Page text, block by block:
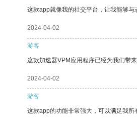
这款app就像我的社交平台，让我能够与
2024-04-02
游客
这款加速器VPM应用程序已经为我们带
2024-04-02
游客
这款app的功能非常强大，可以满足我所